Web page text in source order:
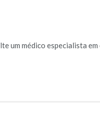
um médico especialista